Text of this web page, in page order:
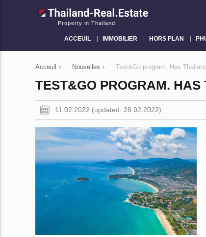
Property in Thailand
ACCEUIL IMMOBILIER HORS PLAN
Acceuil › Nouvelles › Test&Go program. Has
TEST&GO PROGRAM.
11.02.2022 (updated: 28.02.2022)